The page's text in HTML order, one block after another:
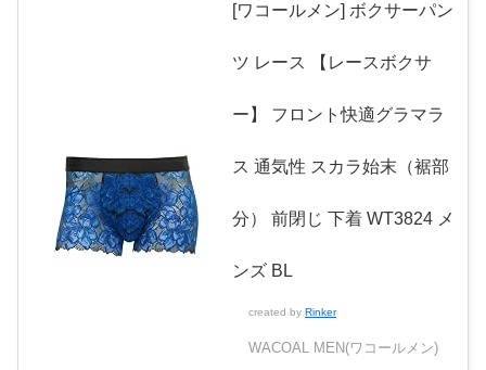
[ワコールメン] ボクサーパン
ツ レース 【レースボクサ
ー】 フロント快適グラマラ
ス 通気性 スカラ始末（裾部
分） 前閉じ 下着 WT3824 メ
ンズ BL
created by Rinker
WACOAL MEN(ワコールメン)